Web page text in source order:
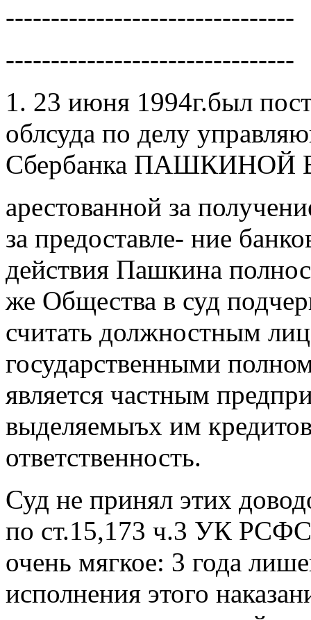
--------------------------------
--------------------------------
1. 23 июня 1994г.был
облсуда по делу
Сбербанка ПAШКИНОЙ
арестованной за
за предоставле- ние
действия Пашкина
же Общества в суд
считать должностным
государственными
является частным
выделяемыъх им
ответственность.
Суд не принял этих
по ст.15,173 ч.3 УК
очень мягкое: 3 года
исполнения этого